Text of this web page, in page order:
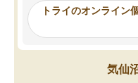
ったんですが、学生の先
み、徐々に成績が上がっ
思っていました。何が今
を的確に指導いただき、
くりするほど楽しんでや
トライのオンライン
気仙